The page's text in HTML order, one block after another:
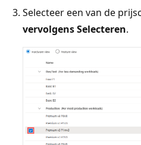
Selecteer een van de
vervolgens Selecteren.